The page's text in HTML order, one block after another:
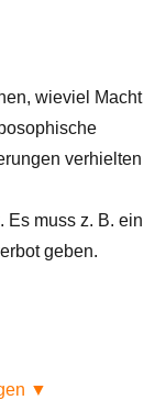
wieviel Macht
verhielten
Es muss z. B. ein
geben.
▼